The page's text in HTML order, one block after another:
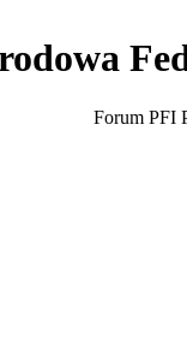
Forum PFI